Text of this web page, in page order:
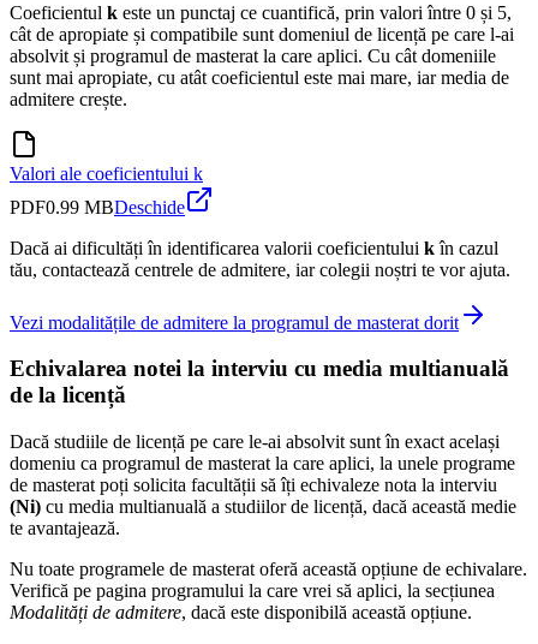
Coeficientul k este un punctaj ce cuantifică, prin valori între 0 și 5,
cât de apropiate și compatibile sunt domeniul de licență pe care l-ai
absolvit și programul de masterat la care aplici. Cu cât domeniile
sunt mai apropiate, cu atât coeficientul este mai mare, iar media de
admitere crește.
Valori ale coeficientului k
PDF0.99 MBDeschide
Dacă ai dificultăți în identificarea valorii coeficientului kîn cazul
tău, contactează centrele de admitere, iar colegii noștri te vor ajuta.
Vezi modalitățile de admitere la programul de masterat dorit
Echivalarea notei la interviu cu media multianuală
de la licență
Dacă studiile de licență pe care le-ai absolvit sunt în exact același
domeniu ca programul de masterat la care aplici, la unele programe
de masterat poți solicita facultății să îți echivaleze nota la interviu
(Ni) cu media multianuală a studiilor de licență, dacă această medie
te avantajează.
Nu toate programele de masterat oferă această opțiune de echivalare.
Verifică pe pagina programului la care vrei să aplici, la secțiunea
Modalități de admitere, dacă este disponibilă această opțiune.